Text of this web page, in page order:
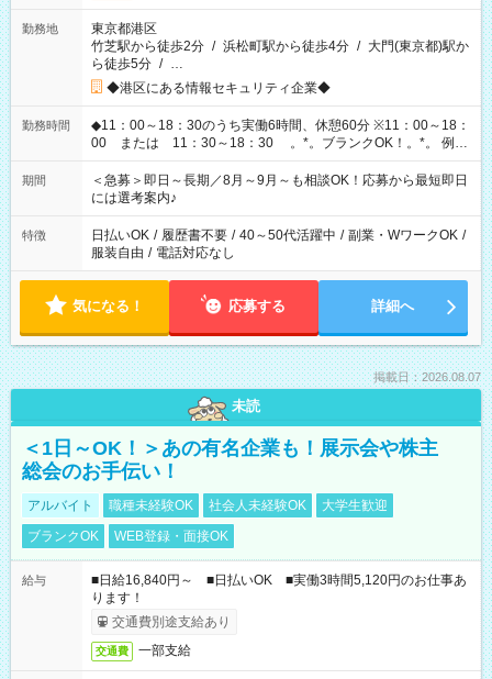
勤務地
東京都港区
竹芝駅から徒歩2分 / 浜松町駅から徒歩4分 / 大門(東京都)駅か
ら徒歩5分 / …
◆港区にある情報セキュリティ企業◆
勤務時間
◆11：00～18：30のうち実働6時間、休憩60分 ※11：00～18：
00 または 11：30～18：30 。*。ブランクOK！。*。 例え
ば前職が、 在宅/財団法人/事務/コールセンター/受付/販売/カフェ
スタッフ スイーツ販売/ホテルフロント/化粧品販売/など 様々な
業界から入社して活躍されています♪
期間
＜急募＞即日～長期／8月～9月～も相談OK！応募から最短即日
には選考案内♪
特徴 日払いOK / 履歴書不要 / 40～50代活躍中 / 副業・WワークOK /
服装自由 / 電話対応なし
気になる！ 応募する 詳細へ
掲載日：2026.08.07
未読
＜1日～OK！＞あの有名企業も！展示会や株主
総会のお手伝い！
アルバイト 職種未経験OK 社会人未経験OK
大学生歓迎
ブランクOK
WEB登録・面接OK
給与
■日給16,840円～ ■日払いOK ■実働3時間5,120円のお仕事あ
ります！
交通費別途支給あり
交通費 一部支給